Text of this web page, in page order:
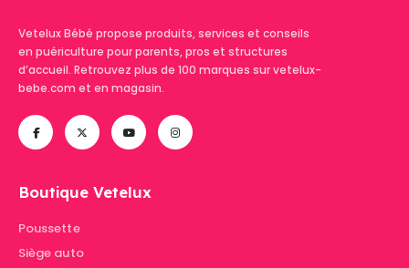
Vetelux Bébé propose produits, services et conseils
en puériculture pour parents, pros et structures
d’accueil. Retrouvez plus de 100 marques sur vetelux-
bebe.com et en magasin.
Boutique Vetelux
Poussette
Siège auto